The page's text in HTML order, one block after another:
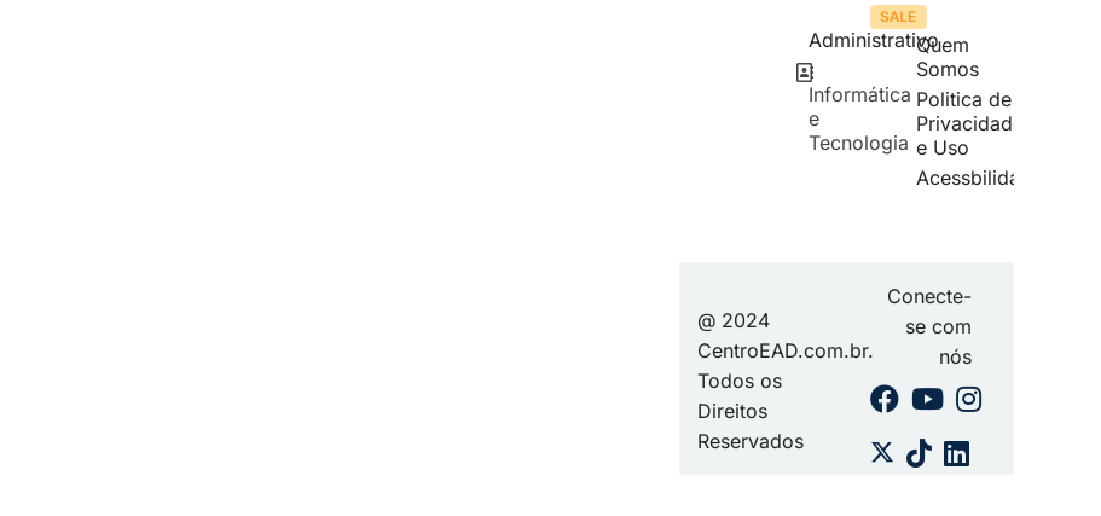
Administrativo
Informática
e
Tecnologia
Quem
Somos
Politica de
Privacidade
e Uso
Acessbilidade
@ 2024
CentroEAD.com.br.
Todos os
Direitos
Reservados
Conecte-
se com
nós